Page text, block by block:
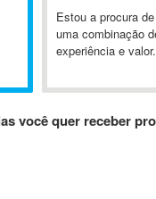
Estou a procura de
uma combinação
experiência e valor.
você quer receber